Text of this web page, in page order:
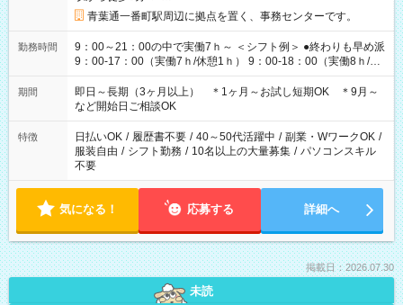
青葉通一番町駅周辺に拠点を置く、事務センターです。
勤務時間
9：00～21：00の中で実働7ｈ～ ＜シフト例＞ ●終わりも早め派
9：00-17：00（実働7ｈ/休憩1ｈ） 9：00-18：00（実働8ｈ/休
憩1ｈ） 10：00-19：00（実働8ｈ/休憩1ｈ） ●朝ゆっくり派
11：00-20：00（実働8ｈ/休憩1ｈ） 12：00-20：00（実働7ｈ/
休憩1ｈ） 12：00-21：00（実働8ｈ/休憩1ｈ） 13：00-22：
00（実働8ｈ/休憩1ｈ） ＊時間帯固定OK
期間
即日～長期（3ヶ月以上） ＊1ヶ月～お試し短期OK ＊9月～
など開始日ご相談OK
特徴 日払いOK / 履歴書不要 / 40～50代活躍中 / 副業・WワークOK /
服装自由 / シフト勤務 / 10名以上の大量募集 / パソコンスキル
不要
気になる！ 応募する 詳細へ
掲載日：2026.07.30
未読